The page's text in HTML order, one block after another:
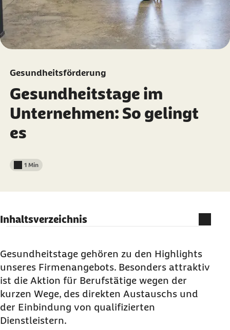
Gesundheitsförderung
Gesundheitstage im
Unternehmen: So gelingt
es
Lesedauer weniger als
1 Min
Inhaltsverzeichnis
können
Bei Gesundheitstagen ist Mitmachen
gewünscht
Was kann man am Gesundheitstag machen?
Gesundheitstage gehören zu den Highlights
unseres Firmenangebots. Besonders attraktiv
ist die Aktion für Berufstätige wegen der
kurzen Wege, des direkten Austauschs und
der Einbindung von qualifizierten
Dienstleistern.